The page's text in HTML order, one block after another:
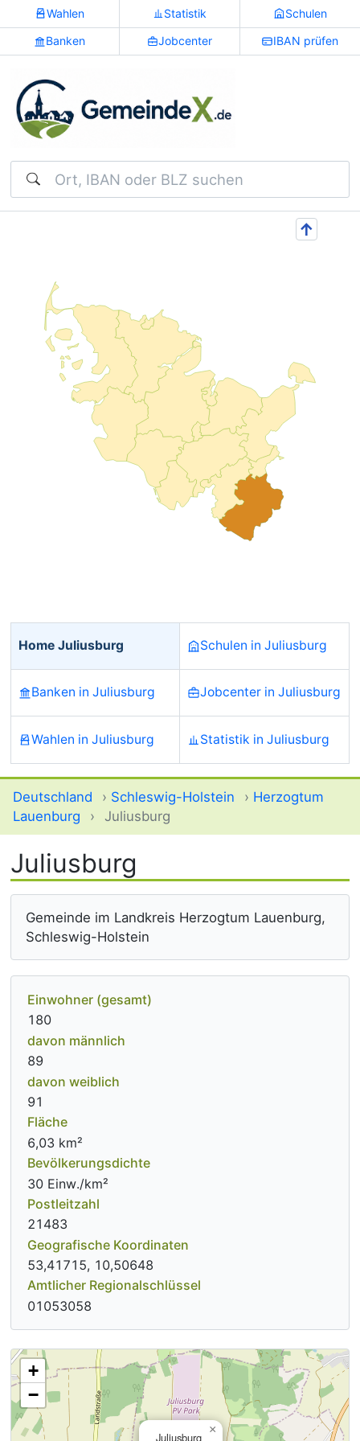
Wahlen Statistik Schulen
Banken Jobcenter IBAN prüfen
Suchen
↑
Home Juliusburg Schulen in Juliusburg
Banken in Juliusburg Jobcenter in Juliusburg
Wahlen in Juliusburg Statistik in Juliusburg
Deutschland › Schleswig-Holstein › Herzogtum
Lauenburg
› Juliusburg
Juliusburg
Gemeinde im Landkreis Herzogtum Lauenburg,
Schleswig-Holstein
Einwohner (gesamt)
180
davon männlich
89
davon weiblich
91
Fläche
6,03 km²
Bevölkerungsdichte
30 Einw./km²
Postleitzahl
21483
Geografische Koordinaten
53,41715, 10,50648
Amtlicher Regionalschlüssel
01053058
Juliusburg
×
+
−